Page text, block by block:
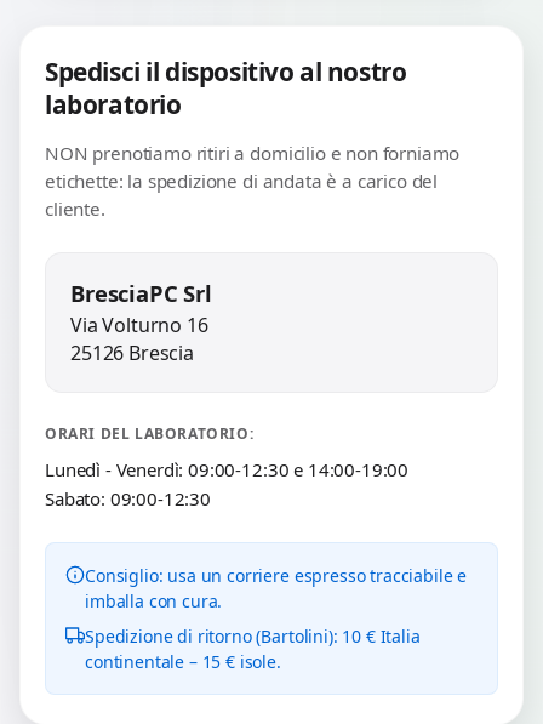
Spedisci il dispositivo al nostro
laboratorio
NON prenotiamo ritiri a domicilio e non forniamo
etichette: la spedizione di andata è a carico del
cliente.
BresciaPC Srl
Via Volturno 16
25126 Brescia
ORARI DEL LABORATORIO:
Lunedì - Venerdì: 09:00-12:30 e 14:00-19:00
Sabato: 09:00-12:30
Consiglio: usa un corriere espresso tracciabile e
imballa con cura.
Spedizione di ritorno (Bartolini): 10 € Italia
continentale – 15 € isole.